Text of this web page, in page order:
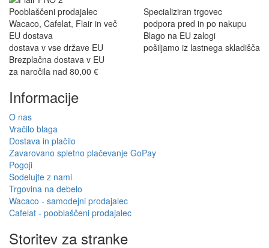
Victor M.
Very professional, fast shipping, will buy again
Ihor Zlobin
Fantastisk upplevelse från början till slut. Snabb leverans, mycket
bra kommunikation och produkter av hög kvalitet. Allt kom
välpackat och i perf ...
George Staf
Fast delivery. Good communication and feedback throughout the
order procedure and delivery.
Martynas Sagaitis
Great product. Game changer.
Will
I absolutely love 4barista. I love the message they wrote on the
utilize for lea ...